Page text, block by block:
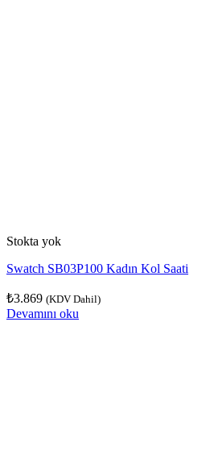
Stokta yok
Swatch SB03P100 Kadın Kol Saati
₺3.869 (KDV Dahil)
Devamını oku